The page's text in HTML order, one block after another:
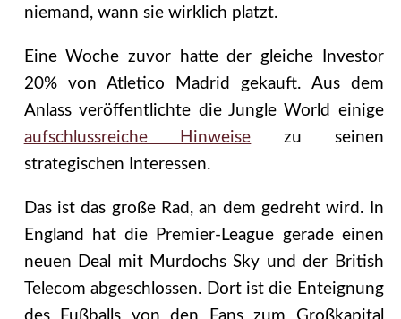
niemand, wann sie wirklich platzt.
Eine Woche zuvor hatte der gleiche Investor
20% von Atletico Madrid gekauft. Aus dem
Anlass veröffentlichte die Jungle World einige
aufschlussreiche Hinweise zu seinen
strategischen Interessen.
Das ist das große Rad, an dem gedreht wird. In
England hat die Premier-League gerade einen
neuen Deal mit Murdochs Sky und der British
Telecom abgeschlossen. Dort ist die Enteignung